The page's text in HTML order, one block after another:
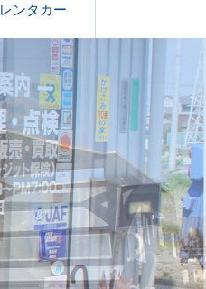
レンタカー